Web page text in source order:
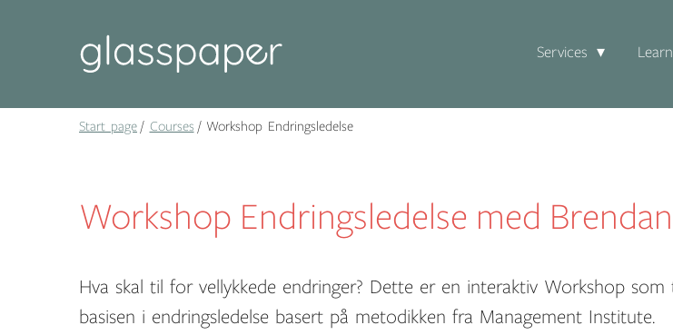
Services
Start page Courses Workshop Endringsledelse
Workshop Endringsledelse med
Hva skal til for vellykkede endringer? Dette er en interaktiv Workshop
basisen i endringsledelse basert på metodikken fra Management Institute.